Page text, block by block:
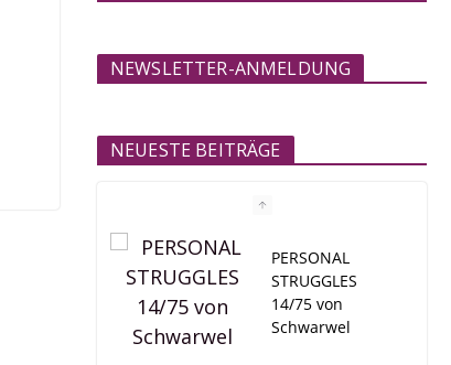
NEWSLETTER-ANMELDUNG
NEUESTE BEITRÄGE
PERSONAL
STRUGGLES
14/75 von
Schwarwel